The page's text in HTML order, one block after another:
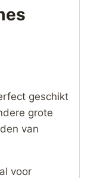
geschikt
grote
van
voor